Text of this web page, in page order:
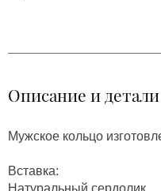
Описание и детали
Мужское кольцо
Вставка:
Натуральный сердолик.